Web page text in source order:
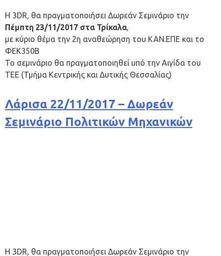
Η 3DR, θα πραγματοποιήσει Δωρεάν Σεμινάριο την
Πέμπτη 23/11/2017 στα Τρίκαλα,
με κύριο θέμα την 2η αναθεώρηση του ΚΑΝ.ΕΠΕ και το
ΦΕΚ350Β
Το σεμινάριο θα πραγματοποιηθεί υπό την Αιγίδα του
ΤΕΕ (Τμήμα Κεντρικής και Δυτικής Θεσσαλίας)
Λάρισα 22/11/2017 – Δωρεάν
Σεμινάριο Πολιτικών Μηχανικών
Η 3DR, θα πραγματοποιήσει Δωρεάν Σεμινάριο την